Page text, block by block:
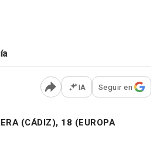
Abrir opciones para
IA Seguir en
(CÁDIZ), 18 (EUROPA